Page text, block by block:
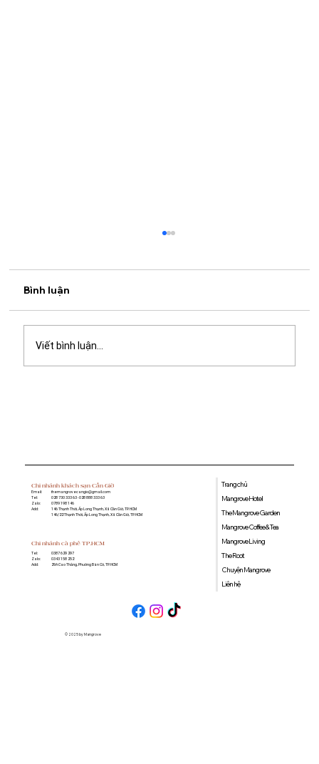
Bình luận
Viết bình luận...
Chi nhánh khách sạn Cần Giờ
Email:
Tel:
Zalo:
Add:
themangrovecangio@gmail.com
028 730 333 63 - 028 888 333 63
0789 198 146
146 Thạnh Thới, Ấp Long Thạnh, Xã Cần Giờ, TP. HCM
146/22 Thạnh Thới, Ấp Long Thạnh, Xã Cần Giờ, TP. HCM
Trang chủ
Mangrove Hotel
The Mangrove Garden
Mangrove Coffee & Tea
Mangrove Living
The Root
Chuyện Mangrove
Liên hệ
Chi nhánh cà phê TP.HCM
Tel:
Zalo:
Add:
0387 629 297
0343 158 252
29A Cao Thắng, Phường Bàn Cờ, TP. HCM
© 2025 by Mangrove